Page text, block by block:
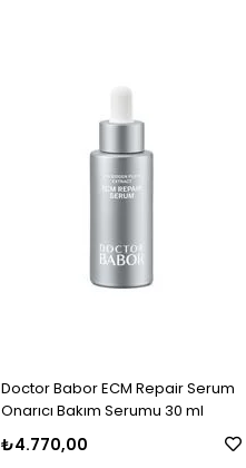
Doctor Babor ECM Repair Serum
Onarıcı Bakım Serumu 30 ml
₺4.770,00